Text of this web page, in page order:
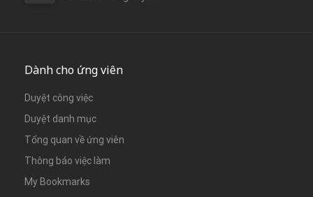
Dành cho ứng viên
Duyệt công việc
Duyệt danh mục
Tổng quan về ứng viên
Thông báo việc làm
My Bookmarks